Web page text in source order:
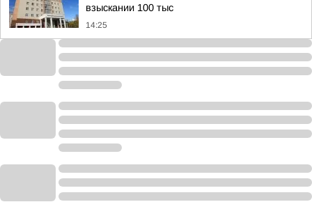
взыскании 100 тыс
14:25